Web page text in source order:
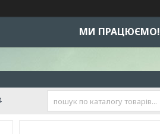
МИ ПРАЦЮЄМО!